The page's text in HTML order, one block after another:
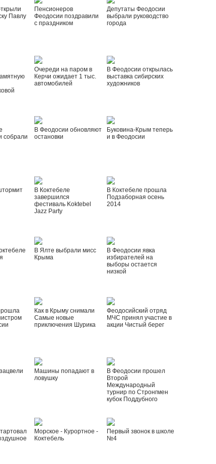
Павлу
Пенсионеров
Феодосии поздравили
с праздником
Депутаты Феодосии
выбрали руководство
города
Очереди на паром в
Керчи ожидает 1 тыс.
автомобилей
В Феодосии открылась
выставка сибирских
художников
собрали
В Феодосии обновляют
остановки
Буковина-Крым теперь
и в Феодосии
В Коктебеле
завершился
фестиваль Koktebel
Jazz Party
В Коктебеле прошла
Подзаборная осень
2014
В Ялте выбрали мисс
Крыма
В Феодосии явка
избирателей на
выборы остается
низкой
Как в Крыму снимали
Самые новые
приключения Шурика
Феодосийский отряд
МЧС принял участие в
акции Чистый берег
Машины попадают в
ловушку
В Феодосии прошел
Второй
Международный
турнир по Стронгмен
кубок Поддубного
Морское - Курортное -
Коктебель
Первый звонок в школе
№4